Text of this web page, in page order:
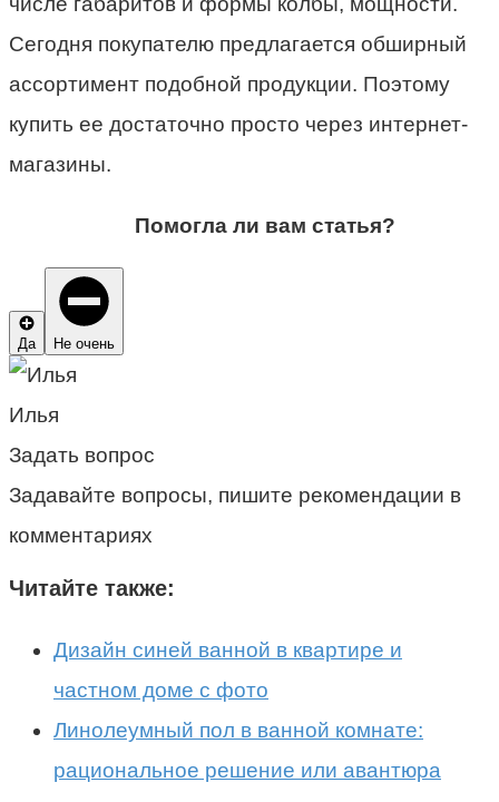
Сегодня покупателю предлагается обширный
ассортимент подобной продукции. Поэтому
купить ее достаточно просто через интернет-
магазины.
Помогла ли вам статья?
Да Не очень
Илья
Задать вопрос
Задавайте вопросы, пишите рекомендации в
комментариях
Читайте также:
Дизайн синей ванной в квартире и
частном доме с фото
Линолеумный пол в ванной комнате:
рациональное решение или авантюра